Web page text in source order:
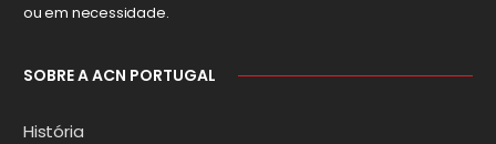
ou em necessidade.
SOBRE A ACN PORTUGAL
História